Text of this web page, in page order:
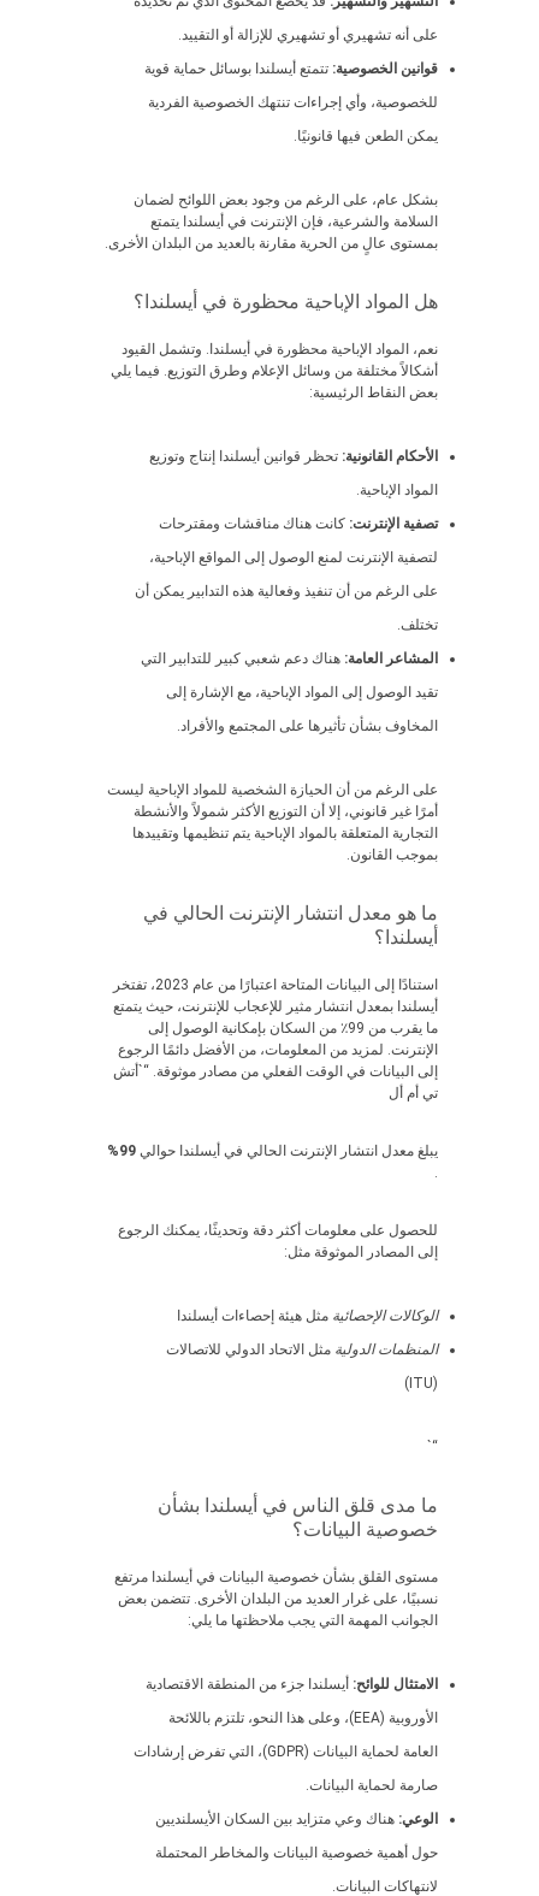
على أنه تشهيري أو تشهيري للإزالة أو التقييد.
قوانين الخصوصية: تتمتع أيسلندا بوسائل حماية قوية
للخصوصية، وأي إجراءات تنتهك الخصوصية الفردية
يمكن الطعن فيها قانونيًا.
بشكل عام، على الرغم من وجود بعض اللوائح لضمان
السلامة والشرعية، فإن الإنترنت في أيسلندا يتمتع
بمستوى عالٍ من الحرية مقارنة بالعديد من البلدان الأخرى.
هل المواد الإباحية محظورة في أيسلندا؟
نعم، المواد الإباحية محظورة في أيسلندا. وتشمل القيود
أشكالاً مختلفة من وسائل الإعلام وطرق التوزيع. فيما يلي
بعض النقاط الرئيسية:
الأحكام القانونية: تحظر قوانين أيسلندا إنتاج وتوزيع
المواد الإباحية.
تصفية الإنترنت: كانت هناك مناقشات ومقترحات
لتصفية الإنترنت لمنع الوصول إلى المواقع الإباحية،
على الرغم من أن تنفيذ وفعالية هذه التدابير يمكن أن
تختلف.
المشاعر العامة: هناك دعم شعبي كبير للتدابير التي
تقيد الوصول إلى المواد الإباحية، مع الإشارة إلى
المخاوف بشأن تأثيرها على المجتمع والأفراد.
على الرغم من أن الحيازة الشخصية للمواد الإباحية ليست
أمرًا غير قانوني، إلا أن التوزيع الأكثر شمولاً والأنشطة
التجارية المتعلقة بالمواد الإباحية يتم تنظيمها وتقييدها
بموجب القانون.
ما هو معدل انتشار الإنترنت الحالي في
أيسلندا؟
استنادًا إلى البيانات المتاحة اعتبارًا من عام 2023، تفتخر
أيسلندا بمعدل انتشار مثير للإعجاب للإنترنت، حيث يتمتع
ما يقرب من 99٪ من السكان بإمكانية الوصول إلى
الإنترنت. لمزيد من المعلومات، من الأفضل دائمًا الرجوع
إلى البيانات في الوقت الفعلي من مصادر موثوقة. “`أتش
تي أم أل
يبلغ معدل انتشار الإنترنت الحالي في أيسلندا حوالي 99%
.
للحصول على معلومات أكثر دقة وتحديثًا، يمكنك الرجوع
إلى المصادر الموثوقة مثل:
الوكالات الإحصائية مثل هيئة إحصاءات أيسلندا
المنظمات الدولية مثل الاتحاد الدولي للاتصالات
(ITU)
“`
ما مدى قلق الناس في أيسلندا بشأن
خصوصية البيانات؟
مستوى القلق بشأن خصوصية البيانات في أيسلندا مرتفع
نسبيًا، على غرار العديد من البلدان الأخرى. تتضمن بعض
الجوانب المهمة التي يجب ملاحظتها ما يلي:
الامتثال للوائح: أيسلندا جزء من المنطقة الاقتصادية
الأوروبية (EEA)، وعلى هذا النحو، تلتزم باللائحة
العامة لحماية البيانات (GDPR)، التي تفرض إرشادات
صارمة لحماية البيانات.
الوعي: هناك وعي متزايد بين السكان الأيسلنديين
حول أهمية خصوصية البيانات والمخاطر المحتملة
لانتهاكات البيانات.